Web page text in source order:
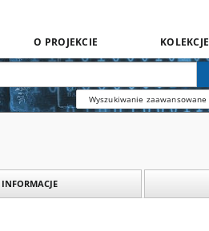
O PROJEKCIE KOLEKCJE
Wyszukiwanie zaawansowane
INFORMACJE